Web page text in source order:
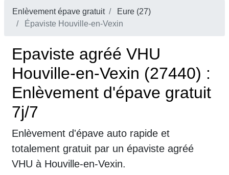
Enlèvement épave gratuit
Eure (27)
Épaviste Houville-en-Vexin
Epaviste agréé VHU
Houville-en-Vexin (27440) :
Enlèvement d'épave gratuit
7j/7
Enlèvement d'épave auto rapide et
totalement gratuit par un épaviste agréé
VHU à Houville-en-Vexin.